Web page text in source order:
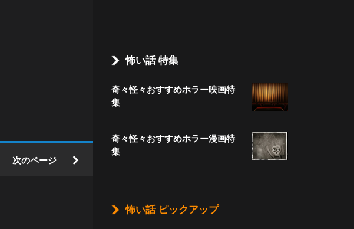
怖い話 特集
奇々怪々おすすめホラー映画特
集
奇々怪々おすすめホラー漫画特
集
怖い話 ピックアップ
次のページ